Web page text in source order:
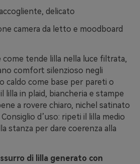
delicato
camera da letto e moodboard
come tende lilla nella luce filtrata,
comfort silenzioso negli
caldo come base per pareti o
lilla in plaid, biancheria e stampe
a rovere chiaro, nichel satinato
d’uso: ripeti il lilla medio
stanza per dare coerenza alla
di lilla generato con